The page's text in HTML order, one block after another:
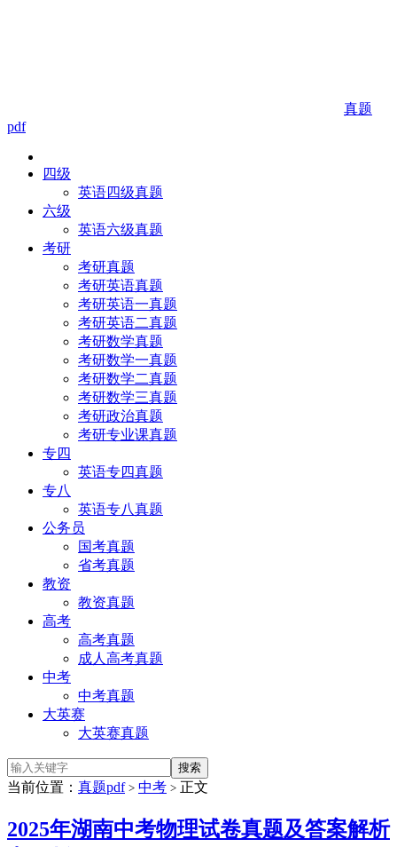
真题
pdf
四级
英语四级真题
六级
英语六级真题
考研
考研真题
考研英语真题
考研英语一真题
考研英语二真题
考研数学真题
考研数学一真题
考研数学二真题
考研数学三真题
考研政治真题
考研专业课真题
专四
英语专四真题
专八
英语专八真题
公务员
国考真题
省考真题
教资
教资真题
高考
高考真题
成人高考真题
中考
中考真题
大英赛
大英赛真题
当前位置： 真题pdf > 中考 > 正文
2025年湖南中考物理试卷真题及答案解析